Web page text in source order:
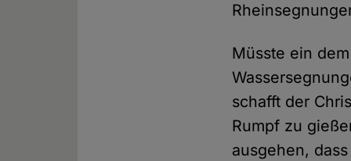
Müsste ein
schafft der
Rumpf zu
ausgehen,